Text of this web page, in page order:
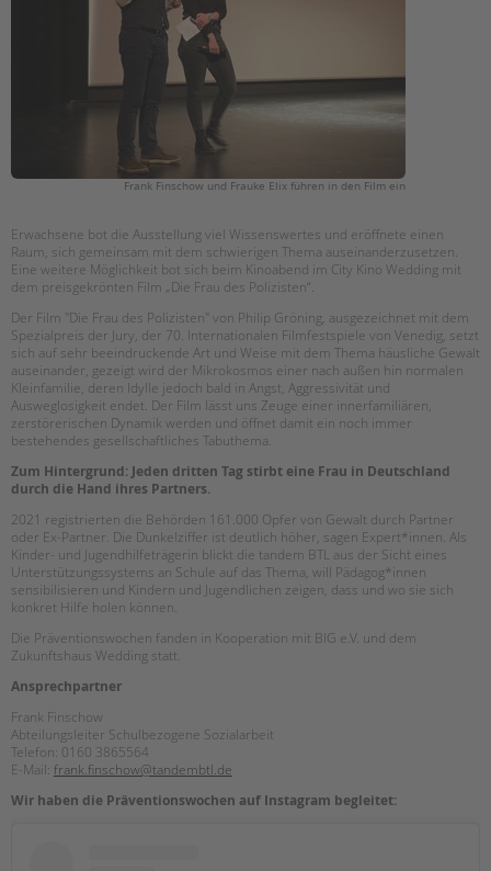
Frank Finschow und Frauke Elix führen in den Film ein
Erwachsene bot die Ausstellung viel Wissenswertes und eröffnete einen
Raum, sich gemeinsam mit dem schwierigen Thema auseinanderzusetzen.
Eine weitere Möglichkeit bot sich beim Kinoabend im City Kino Wedding mit
dem preisgekrönten Film „Die Frau des Polizisten“.
Der Film "Die Frau des Polizisten" von Philip Gröning, ausgezeichnet mit dem
Spezialpreis der Jury, der 70. Internationalen Filmfestspiele von Venedig, setzt
sich auf sehr beeindruckende Art und Weise mit dem Thema häusliche Gewalt
auseinander, gezeigt wird der Mikrokosmos einer nach außen hin normalen
Kleinfamilie, deren Idylle jedoch bald in Angst, Aggressivität und
Ausweglosigkeit endet. Der Film lässt uns Zeuge einer innerfamiliären,
zerstörerischen Dynamik werden und öffnet damit ein noch immer
bestehendes gesellschaftliches Tabuthema.
Zum Hintergrund: Jeden dritten Tag stirbt eine Frau in Deutschland
durch die Hand ihres Partners.
2021 registrierten die Behörden 161.000 Opfer von Gewalt durch Partner
oder Ex-Partner. Die Dunkelziffer ist deutlich höher, sagen Expert*innen. Als
Kinder- und Jugendhilfeträgerin blickt die tandem BTL aus der Sicht eines
Unterstützungssystems an Schule auf das Thema, will Pädagog*innen
sensibilisieren und Kindern und Jugendlichen zeigen, dass und wo sie sich
konkret Hilfe holen können.
Die Präventionswochen fanden in Kooperation mit BIG e.V. und dem
Zukunftshaus Wedding statt.
Ansprechpartner
Frank Finschow
Abteilungsleiter Schulbezogene Sozialarbeit
Telefon: 0160 3865564
E-Mail: frank.finschow@tandembtl.de
Wir haben die Präventionswochen auf Instagram begleitet: